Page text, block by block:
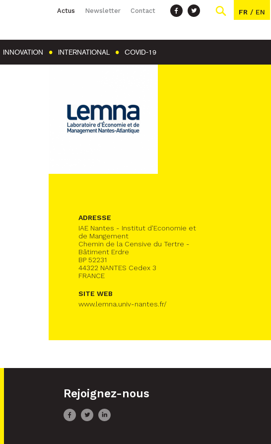
Actus Newsletter Contact FR / EN
INNOVATION INTERNATIONAL COVID-19
ADRESSE
IAE Nantes - Institut d'Economie et
de Mangement
Chemin de la Censive du Tertre -
Bâtiment Erdre
BP 52231
44322 NANTES Cedex 3
FRANCE
SITE WEB
www.lemna.univ-nantes.fr/
Rejoignez-nous